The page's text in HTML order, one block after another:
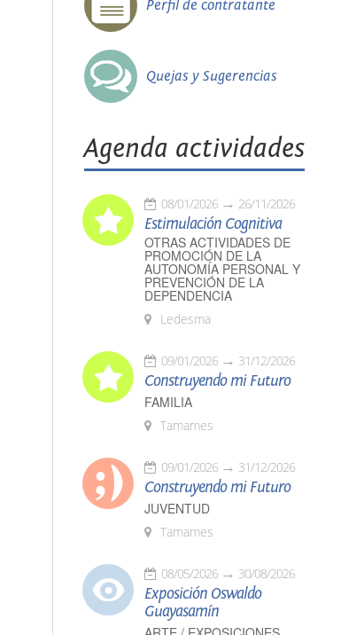
Perfil de contratante
Quejas y Sugerencias
Agenda actividades
08/01/2026 26/11/2026
Estimulación Cognitiva
OTRAS ACTIVIDADES DE
PROMOCIÓN DE LA
AUTONOMÍA PERSONAL Y
PREVENCIÓN DE LA
DEPENDENCIA
Ledesma
09/01/2026 31/12/2026
Construyendo mi Futuro
FAMILIA
Tamames
09/01/2026 31/12/2026
Construyendo mi Futuro
JUVENTUD
Tamames
08/05/2026 30/08/2026
Exposición Oswaldo
Guayasamín